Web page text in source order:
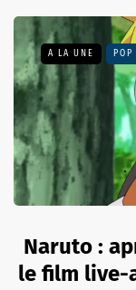
A LA UNE
Naruto :
le film live-